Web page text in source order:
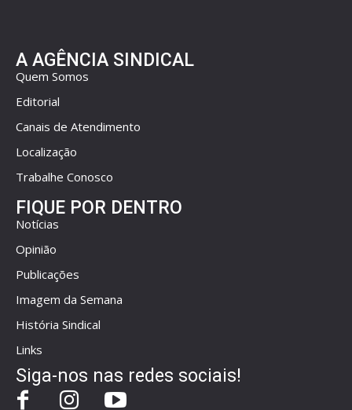
A AGÊNCIA SINDICAL
Quem Somos
Editorial
Canais de Atendimento
Localização
Trabalhe Conosco
FIQUE POR DENTRO
Notícias
Opinião
Publicações
Imagem da Semana
História Sindical
Links
Siga-nos nas redes sociais!